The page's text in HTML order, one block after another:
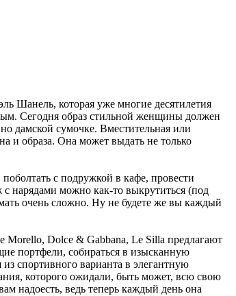
Шанель, которая уже многие десятилетия
Сегодня образ стильной женщины должен
дамской сумочке. Вместительная или
и образа. Она может выдать не только
с подружкой в кафе, провести
нарядами можно как-то выкрутиться (под
очень сложно. Ну не будете же вы каждый
Dolce & Gabbana, Le Silla предлагают
портфели, собираться в изысканную
спортивного варианта в элегантную
которого ожидали, быть может, всю свою
надоесть, ведь теперь каждый день она